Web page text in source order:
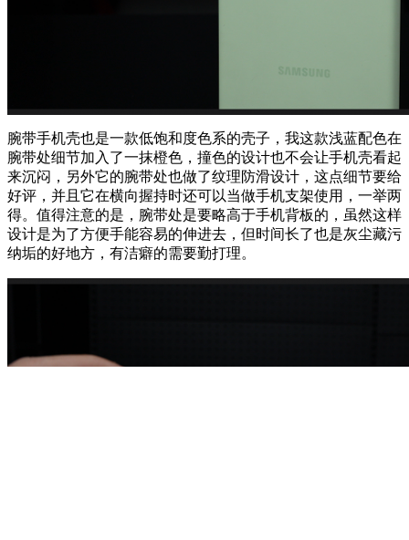
腕带手机壳也是一款低饱和度色系的壳子，我这款浅蓝配色在
腕带处细节加入了一抹橙色，撞色的设计也不会让手机壳看起
来沉闷，另外它的腕带处也做了纹理防滑设计，这点细节要给
好评，并且它在横向握持时还可以当做手机支架使用，一举两
得。值得注意的是，腕带处是要略高于手机背板的，虽然这样
设计是为了方便手能容易的伸进去，但时间长了也是灰尘藏污
纳垢的好地方，有洁癖的需要勤打理。